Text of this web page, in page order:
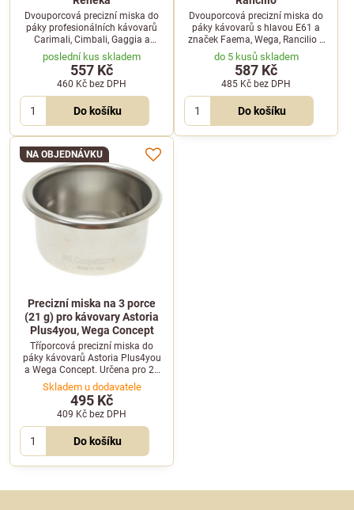
Dvouporcová precizní miska do
páky profesionálních kávovarů
Carimali, Cimbali, Gaggia a
Reneka. Určena pro 16 až 22
gramů mleté kávy a kompatibilní
s tamperem o průměru 58 mm.
poslední kus skladem
557 Kč
460 Kč bez DPH
Do košíku
Dvouporcová precizní miska do
páky kávovarů s hlavou E61 a
značek Faema, Wega, Rancilio a
dalších. Určena pro 18 až 22
gramů kávy a tamper o průměru
58 mm.
do 5 kusů skladem
587 Kč
485 Kč bez DPH
Do košíku
NA OBJEDNÁVKU
Precizní miska na 3 porce
(21 g) pro kávovary Astoria
Plus4you, Wega Concept
Tříporcová precizní miska do
páky kávovarů Astoria Plus4you
a Wega Concept. Určena pro 21
gramů mleté kávy a kompatibilní
s tamperem o průměru 53 mm.
Skladem u dodavatele
495 Kč
409 Kč bez DPH
Do košíku